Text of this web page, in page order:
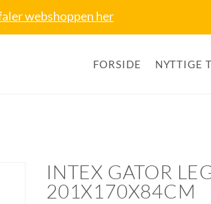
webshoppen her
FORSIDE NYTTIGE
INTEX GATOR
201X170X84CM